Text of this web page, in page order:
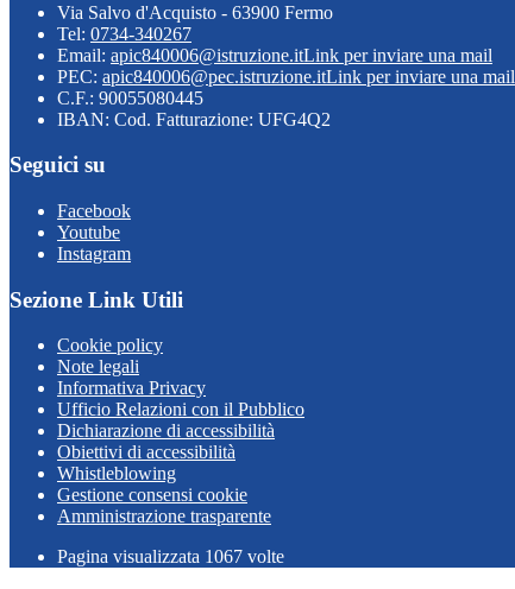
Via Salvo d'Acquisto - 63900 Fermo
Tel: 0734-340267
Email: apic840006@istruzione.itLink per inviare una mail
PEC: apic840006@pec.istruzione.itLink per inviare una mail
C.F.: 90055080445
IBAN: Cod. Fatturazione: UFG4Q2
Seguici su
Facebook
Youtube
Instagram
Sezione Link Utili
Cookie policy
Note legali
Informativa Privacy
Ufficio Relazioni con il Pubblico
Dichiarazione di accessibilità
Obiettivi di accessibilità
Whistleblowing
Gestione consensi cookie
Amministrazione trasparente
Pagina visualizzata 1067 volte